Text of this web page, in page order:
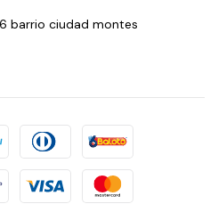
barrio ciudad montes